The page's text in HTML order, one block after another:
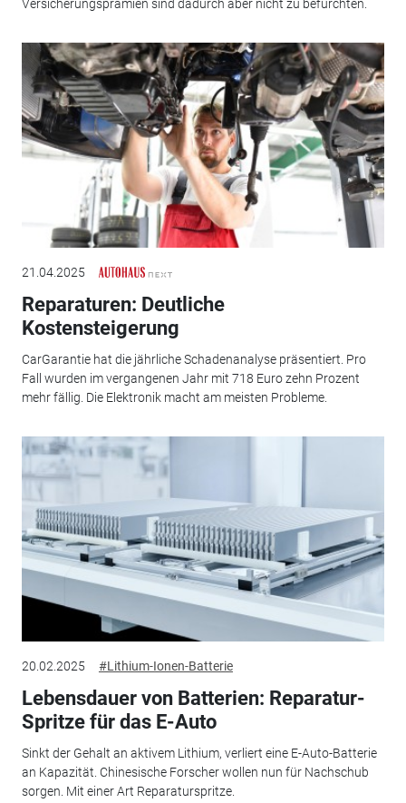
Versicherungsprämien sind dadurch aber nicht zu befürchten.
21.04.2025
Reparaturen: Deutliche
Kostensteigerung
CarGarantie hat die jährliche Schadenanalyse präsentiert. Pro
Fall wurden im vergangenen Jahr mit 718 Euro zehn Prozent
mehr fällig. Die Elektronik macht am meisten Probleme.
20.02.2025 #Lithium-Ionen-Batterie
Lebensdauer von Batterien: Reparatur-
Spritze für das E-Auto
Sinkt der Gehalt an aktivem Lithium, verliert eine E-Auto-Batterie
an Kapazität. Chinesische Forscher wollen nun für Nachschub
sorgen. Mit einer Art Reparaturspritze.